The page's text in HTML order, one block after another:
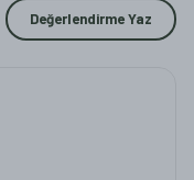
Değerlendirme Yaz